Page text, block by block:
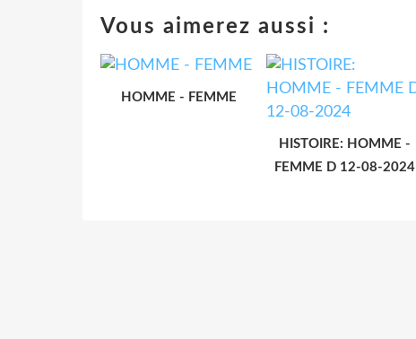
Vous aimerez aussi :
HOMME - FEMME
HISTOIRE: HOMME -
FEMME D 12-08-2024